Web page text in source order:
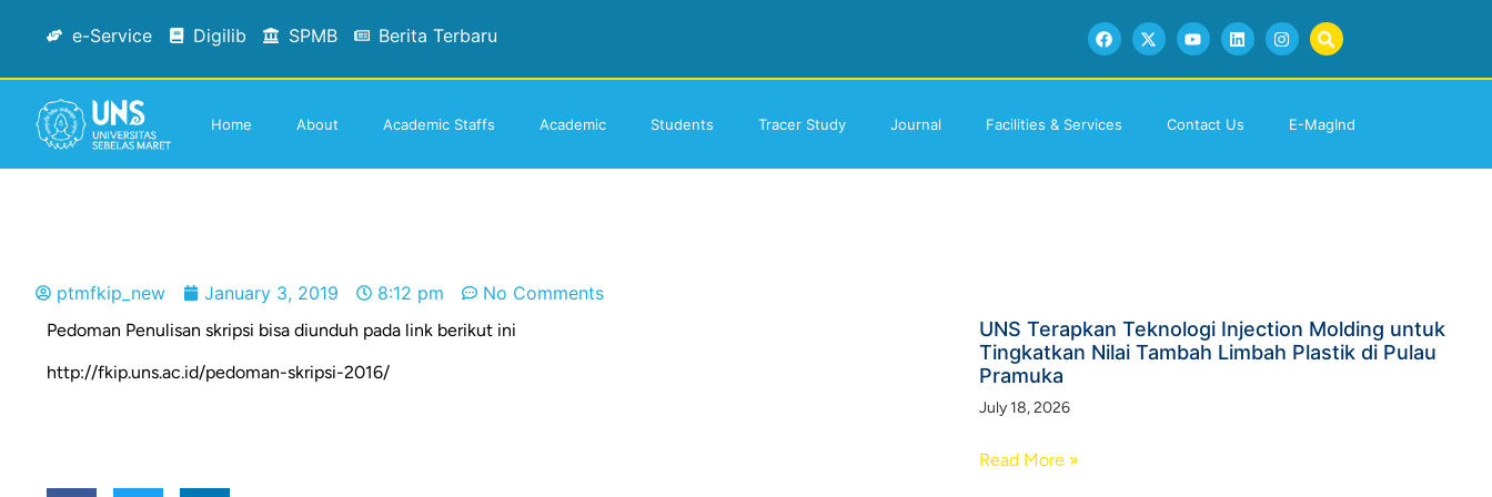
e-Service Digilib SPMB Berita Terbaru
Home About Academic Staffs Academic Students Tracer Study Journal Facilities & Services Contact Us E-MagInd
ptmfkip_new January 3, 2019 8:12 pm No Comments
Pedoman Penulisan skripsi bisa diunduh pada link berikut ini
http://fkip.uns.ac.id/pedoman-skripsi-2016/
UNS Terapkan Teknologi Injection Molding untuk
Tingkatkan Nilai Tambah Limbah Plastik di Pulau
Pramuka
July 18, 2026
Read More »